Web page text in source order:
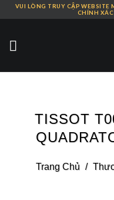
Skip
content
VUI LÒNG TRUY CẬP
CHÍNH
TISSOT
Trang Chủ /